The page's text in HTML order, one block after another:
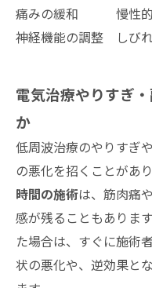
痛みの緩和
慢性
神経機能の調整
しび
電気治療やりすぎ
か
低周波治療のやりすぎ
の悪化を招くことがあり
時間の施術は、筋肉痛
感が残ることもありま
た場合は、すぐに施術
状の悪化や、逆効果と